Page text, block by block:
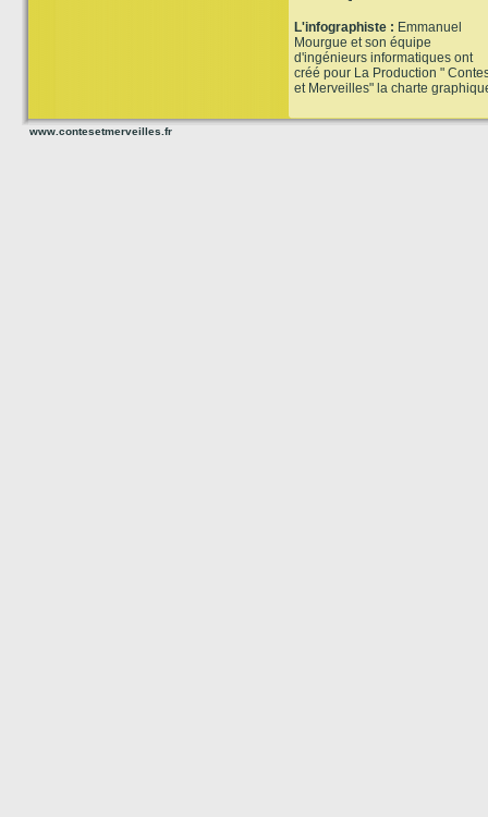
L'infographiste : Emmanuel
Mourgue et son équipe
d'ingénieurs informatiques ont
créé pour La Production "
et Merveilles" la charte
www.contesetmerveilles.fr